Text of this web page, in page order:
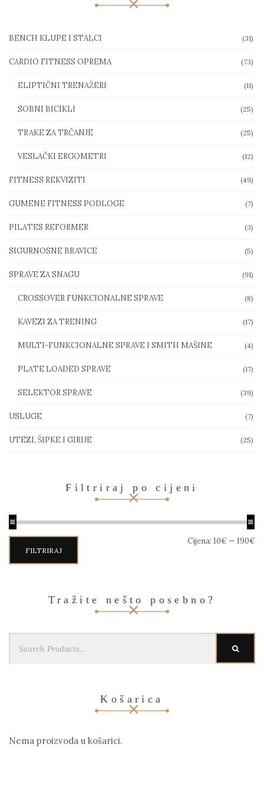
BENCH KLUPE I STALCI (31)
CARDIO FITNESS OPREMA (73)
ELIPTIČNI TRENAŽERI (11)
SOBNI BICIKLI (25)
TRAKE ZA TRČANJE (25)
VESLAČKI ERGOMETRI (12)
FITNESS REKVIZITI (49)
GUMENE FITNESS PODLOGE (7)
PILATES REFORMER (3)
SIGURNOSNE BRAVICE (5)
SPRAVE ZA SNAGU (91)
CROSSOVER FUNKCIONALNE SPRAVE (8)
KAVEZI ZA TRENING (17)
MULTI-FUNKCIONALNE SPRAVE I SMITH MAŠINE (4)
PLATE LOADED SPRAVE (17)
SELEKTOR SPRAVE (39)
USLUGE (7)
UTEZI, ŠIPKE I GIRIJE (25)
Filtriraj po cijeni
Min
cijena
Maks
cijenaFILTRIRAJ
Cijena: 10€ — 190€
Tražite nešto posebno?
Košarica
Nema proizvoda u košarici.